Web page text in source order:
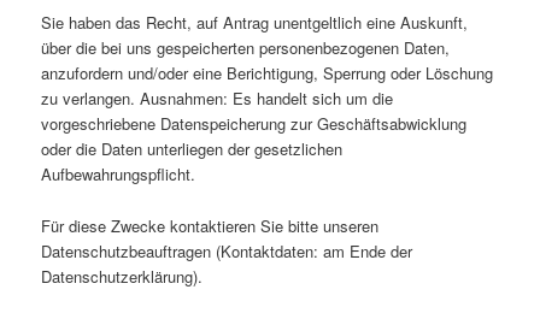
Sie haben das Recht, auf Antrag unentgeltlich eine Auskunft,
über die bei uns gespeicherten personenbezogenen Daten,
anzufordern und/oder eine Berichtigung, Sperrung oder Löschung
zu verlangen. Ausnahmen: Es handelt sich um die
vorgeschriebene Datenspeicherung zur Geschäftsabwicklung
oder die Daten unterliegen der gesetzlichen
Aufbewahrungspflicht.
Für diese Zwecke kontaktieren Sie bitte unseren
Datenschutzbeauftragen (Kontaktdaten: am Ende der
Datenschutzerklärung).